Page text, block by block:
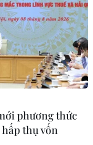
lập
Nền
toàn
phương thức
thụ vốn